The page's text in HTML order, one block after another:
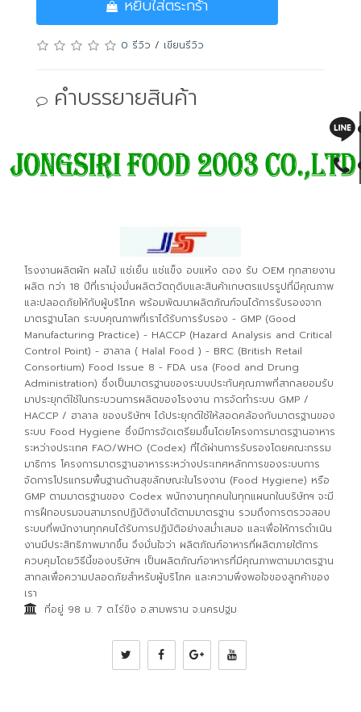
หยิบใส่ตระกร้า
0 รีวิว / เขียนรีวิว
โน๊ต:ไม่รองรับข้อความแบบ HTML!
รหัสป้องกันสแปม
ใส่รหัสให้ตรงกับรูปภาพที่ปรากฏ
ดำเนินการ
คำบรรยายสินค้า
โรงงานผลิตผัก ผลไม้ แช่เย็น แช่แข็ง อบแห้ง ดอง รับ OEM ทุกสายงาน
ผลิต กว่า 18 ปีที่เรามุ่งมั่นผลิตวัตถุดิบและสินค้าเกษตรแปรรูปที่มีคุณภาพ
และปลอดภัยให้กับผู้บริโภค พร้อมพัฒนาผลิตภัณฑ์จนได้การรับรองจาก
มาตรฐานโลก ระบบคุณภาพที่เราได้รับการรับรอง - GMP (Good
Manufacturing Practice) - HACCP (Hazard Analysis and Critical
Control Point) - ฮาลาล ( Halal Food ) - BRC (British Retail
Consortium) Food Issue 8 - FDA usa (Food and Drung
Administration) ซึ่งเป็นมาตรฐานของระบบประกันคุณภาพที่สากลยอมรับ
มาประยุกต์ใช้ในกระบวนการผลิตของโรงงาน การจัดทำระบบ GMP /
HACCP / ฮาลาล ของบริษัทฯ ได้ประยุกต์ใช้ให้สอดคล้องกับมาตรฐานของ
ระบบ Food Hygiene ซึ่งมีการจัดเตรียมขึ้นโดยโครงการมาตรฐานอาหาร
ระหว่างประเทศ FAO/WHO (Codex) ที่ได้ผ่านการรับรองโดยคณะกรรม
มาธิการ โครงการมาตรฐานอาหารระหว่างประเทศหลักการของระบบการ
จัดการโปรแกรมพื้นฐานด้านสุขลักษณะในโรงงาน (Food Hygiene) หรือ
GMP ตามมาตรฐานของ Codex พนักงานทุกคนในทุกแผนกในบริษัทฯ จะมี
การฝึกอบรมจนสามารถปฏิบัติงานได้ตามมาตรฐาน รวมถึงการตรวจสอบ
ระบบที่พนักงานทุกคนได้รับการปฏิบัติอย่างสม่ำเสมอ และเพื่อให้การดำเนิน
งานมีประสิทธิภาพมากขึ้น จึงมั่นใจว่า ผลิตภัณฑ์อาหารที่ผลิตภายใต้การ
ควบคุมโดยวิธีนี้ของบริษัทฯ เป็นผลิตภัณฑ์อาหารที่มีคุณภาพตามมาตรฐาน
สากลเพื่อความปลอดภัยสำหรับผู้บริโภค และความพึงพอใจของลูกค้าของ
เรา
ที่อยู่ 98 ม. 7 ต.ไร่ขิง อ.สามพราน จ.นครปฐม